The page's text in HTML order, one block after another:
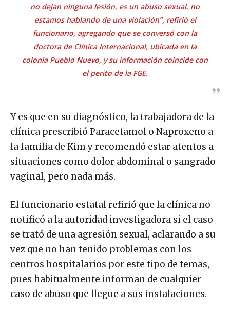
no dejan ninguna lesión, es un abuso sexual, no
estamos hablando de una violación”, refirió el
funcionario, agregando que se conversó con la
doctora de Clínica Internacional, ubicada en la
colonia Pueblo Nuevo, y su información coincide con
el perito de la FGE.
Y es que en su diagnóstico, la trabajadora de la
clínica prescribió Paracetamol o Naproxeno a
la familia de Kim y recomendó estar atentos a
situaciones como dolor abdominal o sangrado
vaginal, pero nada más.
El funcionario estatal refirió que la clínica no
notificó a la autoridad investigadora si el caso
se trató de una agresión sexual, aclarando a su
vez que no han tenido problemas con los
centros hospitalarios por este tipo de temas,
pues habitualmente informan de cualquier
caso de abuso que llegue a sus instalaciones.